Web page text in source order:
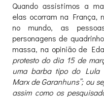
Quando assistimos a
elas ocorram na França,
no mundo, as
personagens de
massa, na opinião de
protesto do dia 15 de
uma barba tipo do Lula
Marx de Garanhuns”; ou
assim como os